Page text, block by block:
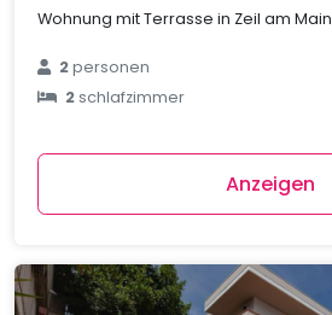
Wohnung mit Terrasse in Zeil am Main
2personen
2schlafzimmer
Anzeigen